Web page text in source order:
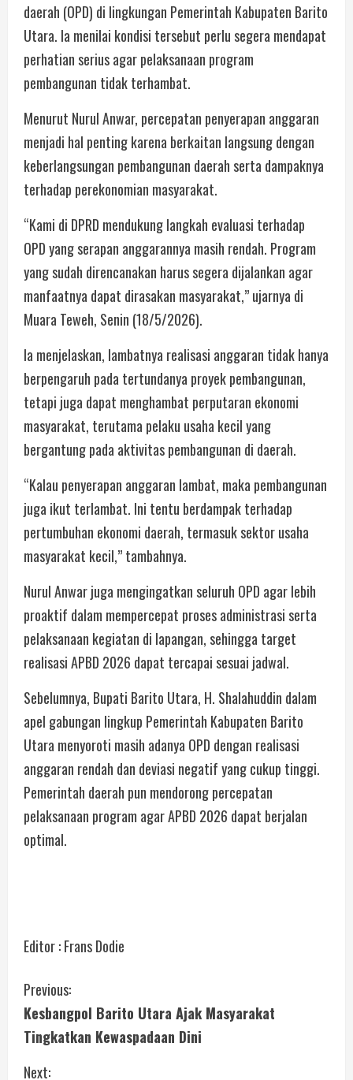
daerah (OPD) di lingkungan Pemerintah Kabupaten Barito
Utara. Ia menilai kondisi tersebut perlu segera mendapat
perhatian serius agar pelaksanaan program
pembangunan tidak terhambat.
Menurut Nurul Anwar, percepatan penyerapan anggaran
menjadi hal penting karena berkaitan langsung dengan
keberlangsungan pembangunan daerah serta dampaknya
terhadap perekonomian masyarakat.
“Kami di DPRD mendukung langkah evaluasi terhadap
OPD yang serapan anggarannya masih rendah. Program
yang sudah direncanakan harus segera dijalankan agar
manfaatnya dapat dirasakan masyarakat,” ujarnya di
Muara Teweh, Senin (18/5/2026).
Ia menjelaskan, lambatnya realisasi anggaran tidak hanya
berpengaruh pada tertundanya proyek pembangunan,
tetapi juga dapat menghambat perputaran ekonomi
masyarakat, terutama pelaku usaha kecil yang
bergantung pada aktivitas pembangunan di daerah.
“Kalau penyerapan anggaran lambat, maka pembangunan
juga ikut terlambat. Ini tentu berdampak terhadap
pertumbuhan ekonomi daerah, termasuk sektor usaha
masyarakat kecil,” tambahnya.
Nurul Anwar juga mengingatkan seluruh OPD agar lebih
proaktif dalam mempercepat proses administrasi serta
pelaksanaan kegiatan di lapangan, sehingga target
realisasi APBD 2026 dapat tercapai sesuai jadwal.
Sebelumnya, Bupati Barito Utara, H. Shalahuddin dalam
apel gabungan lingkup Pemerintah Kabupaten Barito
Utara menyoroti masih adanya OPD dengan realisasi
anggaran rendah dan deviasi negatif yang cukup tinggi.
Pemerintah daerah pun mendorong percepatan
pelaksanaan program agar APBD 2026 dapat berjalan
optimal.
Editor : Frans Dodie
Previous:
Kesbangpol Barito Utara Ajak Masyarakat
Tingkatkan Kewaspadaan Dini
Next: